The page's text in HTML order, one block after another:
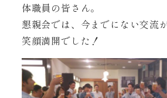
体職員の皆さん。
懇親会では、今までにない交流
笑顔満開でした！